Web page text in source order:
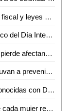
Con responsabilidad, se analizará paquete fiscal y leyes de ingresos municipales en el congreso del estado
Se realizará el 6 de abril de 2025 en el marco del Día Internacional del Deporte para el Desarrollo y la Paz
Año con año la tradición del nacimiento se pierde afectando a comerciantes
Acciones de la Guardia Civil estatal coadyuvan a prevenir el acoso escolar
Isabel Monroy y Estela Morales serán reconocidas con Doctorado Honoris Causa de la UASLP
En el PVEM no descansaremos hasta que cada mujer reciba lo que le corresponda, Ruth González Silva